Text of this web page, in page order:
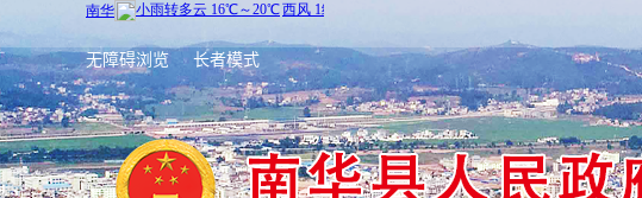
无障碍浏览 长者模式